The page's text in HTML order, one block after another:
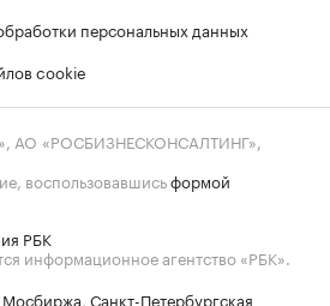
персональных данных
cookie
АО «РОСБИЗНЕСКОНСАЛТИНГ»,
воспользовавшисьформой
РБК
информационное агентство «РБК».
Мосбиржа Санкт-Петербургская